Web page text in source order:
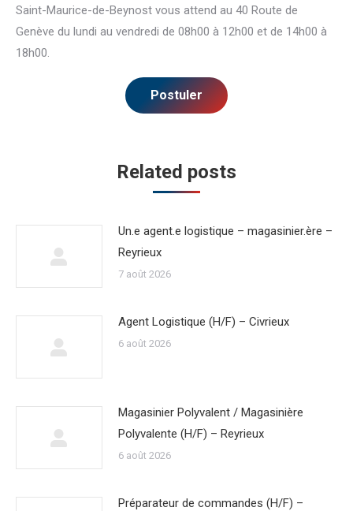
Saint-Maurice-de-Beynost vous attend au 40 Route de
Genève du lundi au vendredi de 08h00 à 12h00 et de 14h00 à
18h00.
Related posts
Un.e agent.e logistique – magasinier.ère –
Reyrieux
7 août 2026
Agent Logistique (H/F) – Civrieux
6 août 2026
Magasinier Polyvalent / Magasinière
Polyvalente (H/F) – Reyrieux
6 août 2026
Préparateur de commandes (H/F) –